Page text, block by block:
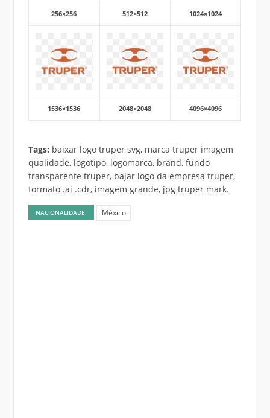
256×256 512×512 1024×1024
1536×1536 2048×2048 4096×4096
Tags: baixar logo truper svg, marca truper imagem
qualidade, logotipo, logomarca, brand, fundo
transparente truper, bajar logo da empresa truper,
formato .ai .cdr, imagem grande, jpg truper mark.
NACIONALIDADE: México